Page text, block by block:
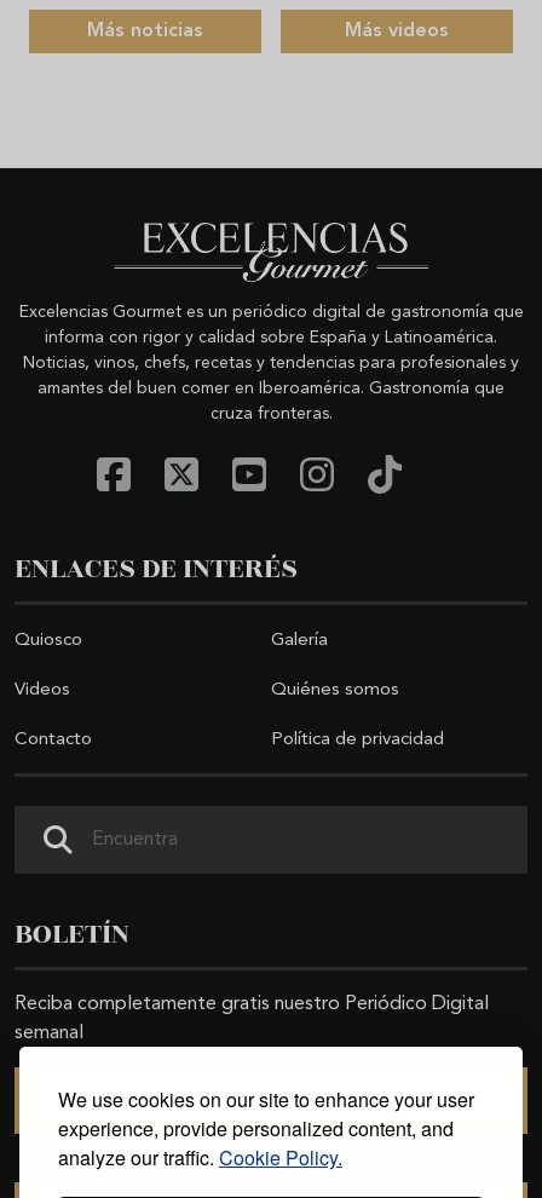
We use cookies on our site to enhance your user
experience, provide personalized content, and
analyze our traffic. Cookie Policy.
Más noticias Más videos
Excelencias Gourmet es un periódico digital de gastronomía que
informa con rigor y calidad sobre España y Latinoamérica.
Noticias, vinos, chefs, recetas y tendencias para profesionales y
amantes del buen comer en Iberoamérica. Gastronomía que
cruza fronteras.
ENLACES DE INTERÉS
Quiosco Galería
Videos Quiénes somos
Contacto Política de privacidad
BOLETÍN
Reciba completamente gratis nuestro Periódico Digital
semanal
SUSCRIBIRSE